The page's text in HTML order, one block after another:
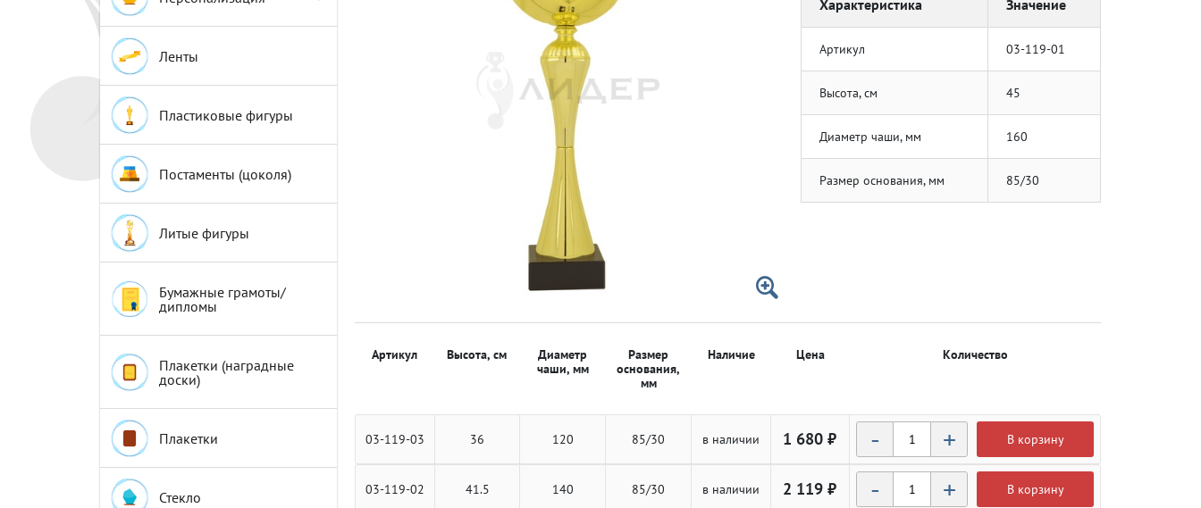
Ленты
Пластиковые фигуры
Постаменты (цоколя)
Литые фигуры
Бумажные грамоты/
дипломы
Плакетки (наградные
доски)
Плакетки
Стекло
Характеристика Значение
Артикул 03-119-01
Высота, см 45
Диаметр чаши, мм 160
Размер основания, мм 85/30
Артикул Высота, см
Диаметр
чаши, мм
Размер
основания,
мм
Наличие Цена Количество
03-119-03 36 120 85/30 в наличии 1 680 ₽ - + В корзину
03-119-02 41.5 140 85/30 в наличии 2 119 ₽ - + В корзину